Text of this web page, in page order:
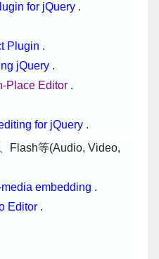
for jQuery .
Plugin .
jQuery .
Place Editor .
for jQuery .
Flash等(Audio, Video,
embedding .
Editor .